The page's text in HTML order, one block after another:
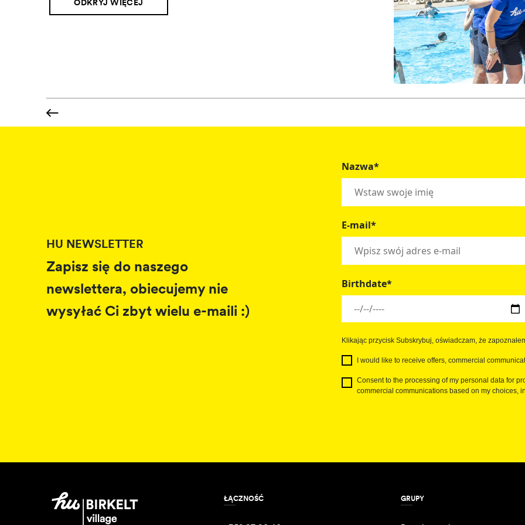
ODKRYJ WIĘCEJ
ODKRYJ WIĘCEJ
HU NEWSLETTER
Zapisz się do naszego
newslettera, obiecujemy nie
wysyłać Ci zbyt wielu e-maili :)
Nazwa*
E-mail*
Birthdate*
Klikając przycisk Subskrybuj, oświadczam, że
I would like to receive offers, commercial
Consent to the processing of my personal data for
commercial communications based on my choices,
ŁĄCZNOŚĆ GRUPY